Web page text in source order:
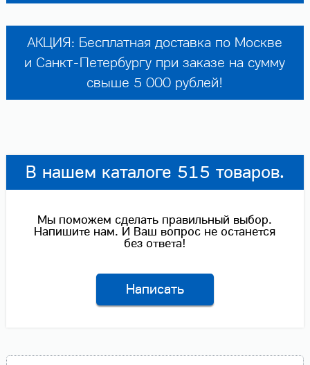
АКЦИЯ: Бесплатная доставка по Москве
и Санкт-Петербургу при заказе на сумму
свыше 5 000 рублей!
В нашем каталоге 515 товаров.
Мы поможем сделать правильный выбор.
Напишите нам. И Ваш вопрос не останется
без ответа!
Написать